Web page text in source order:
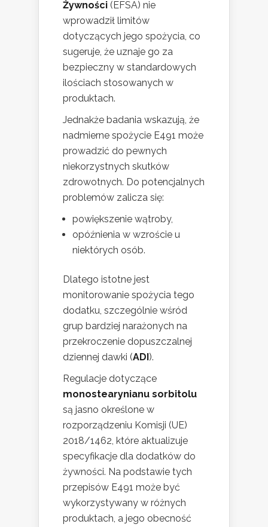
Żywności (EFSA) nie
wprowadził limitów
dotyczących jego spożycia, co
sugeruje, że uznaje go za
bezpieczny w standardowych
ilościach stosowanych w
produktach.
Jednakże badania wskazują, że
nadmierne spożycie E491 może
prowadzić do pewnych
niekorzystnych skutków
zdrowotnych. Do potencjalnych
problemów zalicza się:
powiększenie wątroby,
opóźnienia w wzroście u
niektórych osób.
Dlatego istotne jest
monitorowanie spożycia tego
dodatku, szczególnie wśród
grup bardziej narażonych na
przekroczenie dopuszczalnej
dziennej dawki (ADI).
Regulacje dotyczące
monostearynianu sorbitolu
są jasno określone w
rozporządzeniu Komisji (UE)
2018/1462, które aktualizuje
specyfikacje dla dodatków do
żywności. Na podstawie tych
przepisów E491 może być
wykorzystywany w różnych
produktach, a jego obecność